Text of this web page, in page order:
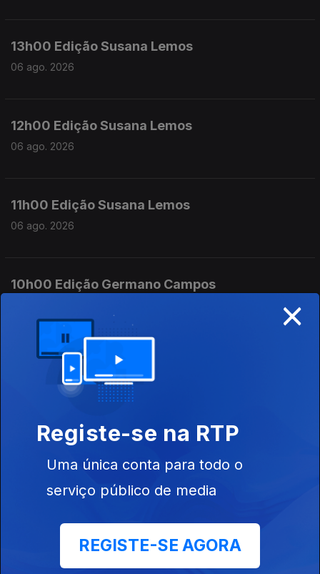
13h00 Edição Susana Lemos
06 ago. 2026
12h00 Edição Susana Lemos
06 ago. 2026
11h00 Edição Susana Lemos
06 ago. 2026
10h00 Edição Germano Campos
09h00 Edição Germano Campos
06 ago. 2026
08h00 Ediçao Germano Campos
06 ago. 2026
07h00 Edição Germano Campos
×
Registe-se na RTP
Uma única conta para todo o
serviço público de media
REGISTE-SE AGORA